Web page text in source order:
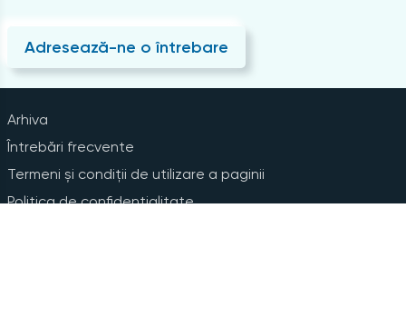
Adresează-ne o întrebare
Arhiva
Întrebări frecvente
Termeni și condiții de utilizare a paginii
Politica de confidențialitate